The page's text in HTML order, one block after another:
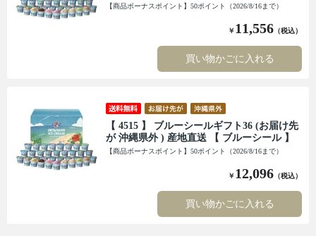
【商品ボーナスポイント】50ポイント（2026/8/16まで）
￥ 11,556 （税込）
買い物かごに入れる
【 4515 】 ブルーシールギフト36 (お届け先
が 沖縄県外 ) 産地直送 【 ブルーシール 】
【商品ボーナスポイント】50ポイント（2026/8/16まで）
￥ 12,096 （税込）
買い物かごに入れる